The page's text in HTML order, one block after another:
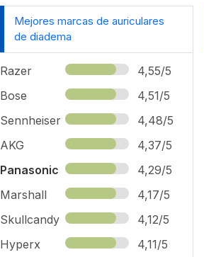
Mejores marcas de auriculares
de diadema
Razer
4,55/5
Bose
4,51/5
Sennheiser
4,48/5
AKG
4,37/5
Panasonic
4,29/5
Marshall
4,17/5
Skullcandy
4,12/5
Hyperx 4,11/5